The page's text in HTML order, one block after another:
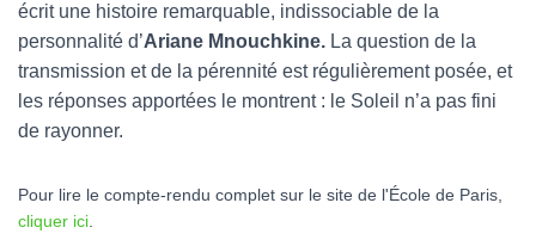
écrit une histoire remarquable, indissociable de la
personnalité d’Ariane Mnouchkine. La question de la
transmission et de la pérennité est régulièrement posée, et
les réponses apportées le montrent : le Soleil n’a pas fini
de rayonner.
Pour lire le compte-rendu complet sur le site de l'École de Paris,
cliquer ici